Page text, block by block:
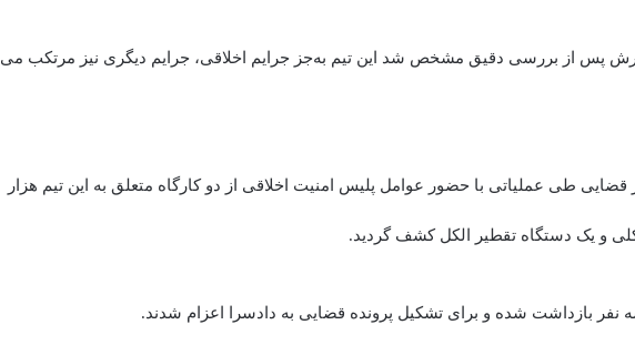
پس از بررسی دقیق مشخص شد این تیم به‌جز جرایم اخلاقی، جرایم دیگری نیز مرتکب می
طی عملیاتی با حضور عوامل پلیس امنیت اخلاقی از دو کارگاه متعلق به این تیم هزار
و یک دستگاه تقطیر الکل کشف گردید.
بازداشت شده و برای تشکیل پرونده قضایی به دادسرا اعزام شدند.